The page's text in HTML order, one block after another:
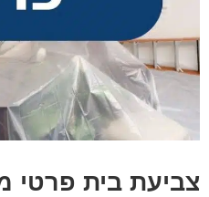
צביעת בית פרטי